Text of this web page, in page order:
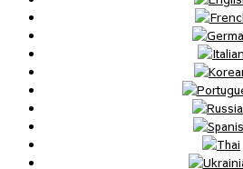
海上タクシー定期便 時刻表
肥薩おれんじ鉄道 レンタサイク
ビジターバース（水俣港百間浮桟